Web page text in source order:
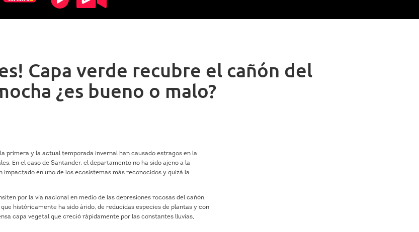
Capa verde recubre el cañón del
¿es bueno o malo?
primera y la actual temporada invernal han causado estragos en la
En el caso de Santander, el departamento no ha sido ajeno a la
en uno de los ecosistemas más reconocidos y quizá la
por la vía nacional en medio de las depresiones rocosas del cañón,
históricamente ha sido árido, de reducidas especies de plantas y con
capa vegetal que creció rápidamente por las constantes lluvias,